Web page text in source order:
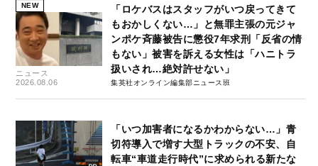
NEW
ニュース
2026.08.06
「ロケバスはスタッフがいつ戻ってきて
もおかしくない…」と無罪主張の元ジャ
ンポケ斉藤被告に懲役7年求刑「反省の情
もない」被害を訴える女性は「ハニトラ
扱いされ…絶対許せない」
集英社オンライン編集部ニュース班
「いつ加害者になるかわからない…」青
切符導入で増す大型トラックの不安、自
転車“車道走行時代”に求められる新たな